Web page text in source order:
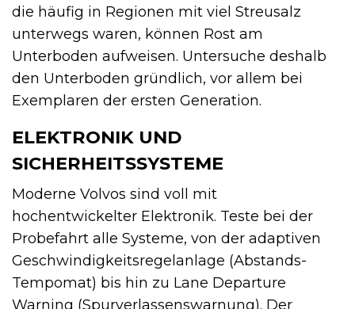
die häufig in Regionen mit viel Streusalz
unterwegs waren, können Rost am
Unterboden aufweisen. Untersuche deshalb
den Unterboden gründlich, vor allem bei
Exemplaren der ersten Generation.
ELEKTRONIK UND
SICHERHEITSSYSTEME
Moderne Volvos sind voll mit
hochentwickelter Elektronik. Teste bei der
Probefahrt alle Systeme, von der adaptiven
Geschwindigkeitsregelanlage (Abstands-
Tempomat) bis hin zu Lane Departure
Warning (Spurverlassenswarnung). Der